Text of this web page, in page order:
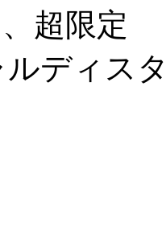
超限定
ディス